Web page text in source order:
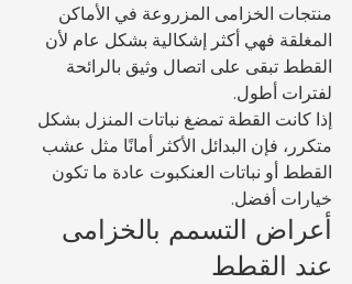
منتجات الخزامى المزروعة في الأماكن
المغلقة فهي أكثر إشكالية بشكل عام لأن
القطط تبقى على اتصال وثيق بالرائحة
لفترات أطول.
إذا كانت القطة تمضغ نباتات المنزل بشكل
متكرر، فإن البدائل الأكثر أمانًا مثل عشب
القطط أو نباتات العنكبوت عادة ما تكون
خيارات أفضل.
أعراض التسمم بالخزامى
عند القطط